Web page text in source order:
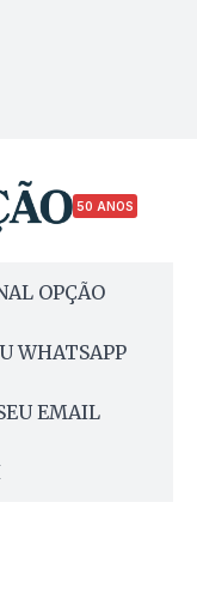
50 ANOS
OPÇÃO
WHATSAPP
EMAIL